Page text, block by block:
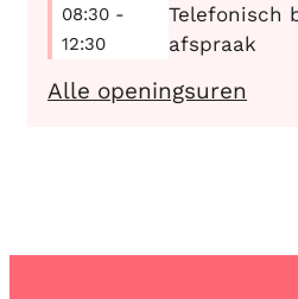
08:30 -
12:30
Telefonisch
afspraak
Alle openingsuren